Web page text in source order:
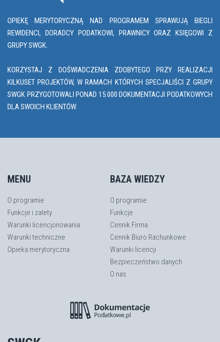
OPIEKĘ MERYTORYCZNĄ NAD PROGRAMEM SPRAWUJĄ BIEGLI
REWIDENCI, DORADCY PODATKOWI, PRAWNICY ORAZ KSIĘGOWI Z
GRUPY SWGK.
KORZYSTAJ Z DOŚWIADCZENIA ZDOBYTEGO PRZY REALIZACJI
KILKUSET PROJEKTÓW, W RAMACH KTÓRYCH SPECJALIŚCI Z GRUPY
SWGK PRZYGOTOWALI PONAD 15.000 DOKUMENTACJI PODATKOWYCH
DLA SWOICH KLIENTÓW.
MENU
O programie
Funkcje i zalety
Warunki licencjonowania
Warunki techniczne
Opieka merytoryczna
BAZA WIEDZY
O programie
Funkcje
Cennik Firma
Cennik Biuro Rachunkowe
Warunki licencji
Bezpieczeństwo danych
O nas